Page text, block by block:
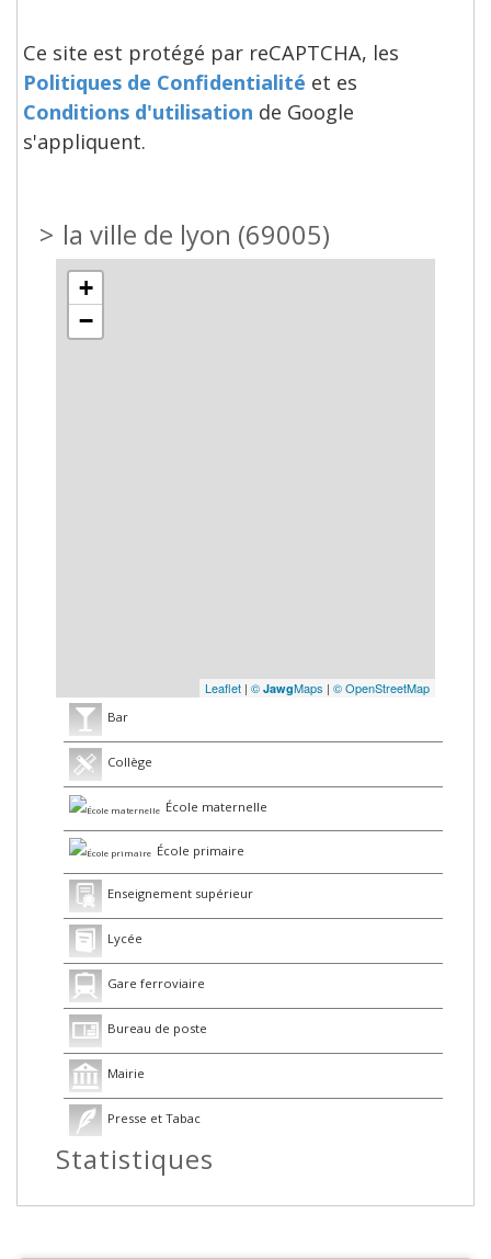
Ce site est protégé par reCAPTCHA, les
Politiques de Confidentialité et es
Conditions d'utilisation de Google
s'appliquent.
> la ville de lyon (69005)
+
−
Leaflet | © JawgMaps | © OpenStreetMap
Bar
Collège
École maternelle
École primaire
Enseignement supérieur
Lycée
Gare ferroviaire
Bureau de poste
Mairie
Presse et Tabac
Statistiques